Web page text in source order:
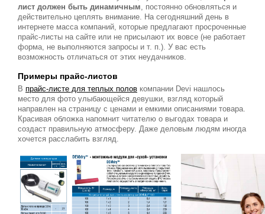
лист должен быть динамичным, постоянно обновляться и
действительно цеплять внимание. На сегодняшний день в
интернете масса компаний, которые предлагают просроченные
прайс-листы на сайте или не присылают их вовсе (не работает
форма, не выполняются запросы и т. п.). У вас есть
возможность отличаться от этих неудачников.
Примеры прайс-листов
В прайс-листе для теплых полов компании Devi нашлось
место для фото улыбающейся девушки, взгляд который
направлен на страницу с ценами и емкими описаниями товара.
Красивая обложка напомнит читателю о выгодах товара и
создаст правильную атмосферу. Даже деловым людям иногда
хочется расслабить взгляд.